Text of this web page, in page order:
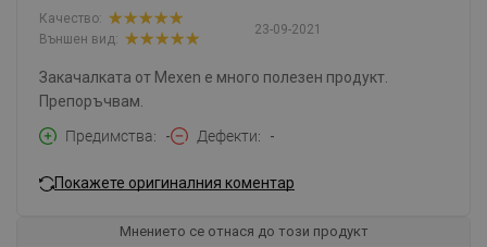
23-09-2021
Качество:
Външен вид:
Закачалката от Mexen е много полезен продукт.
Препоръчвам.
Предимства
- Дефекти -
Покажете оригиналния коментар
Мнението се отнася до този продукт